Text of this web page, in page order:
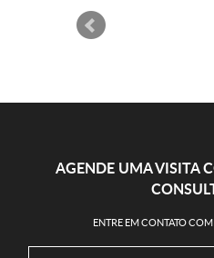
AGENDE UMA VISITA
ENTRE EM CONTATO